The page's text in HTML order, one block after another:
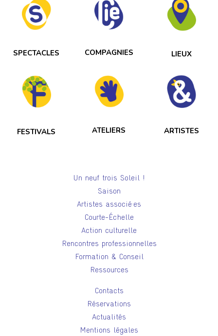
SPECTACLES COMPAGNIES LIEUX
FESTIVALS ATELIERS ARTISTES
Un neuf trois Soleil !
Saison
Artistes associé·es
Courte-Échelle
Action culturelle
Rencontres professionnelles
Formation & Conseil
Ressources
Contacts
Réservations
Actualités
Mentions légales